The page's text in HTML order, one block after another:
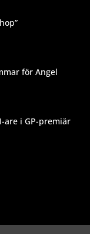
för Angel
are i GP-premiär